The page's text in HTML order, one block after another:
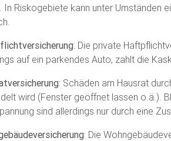
In Riskogebiete kann unter Umständen
: Die private
auf ein parkendes Auto, zahlt die
: Schäden am Hausrat
wird (Fenster geöffnet lassen o.ä.).
sind allerdings nur durch eine
: Die